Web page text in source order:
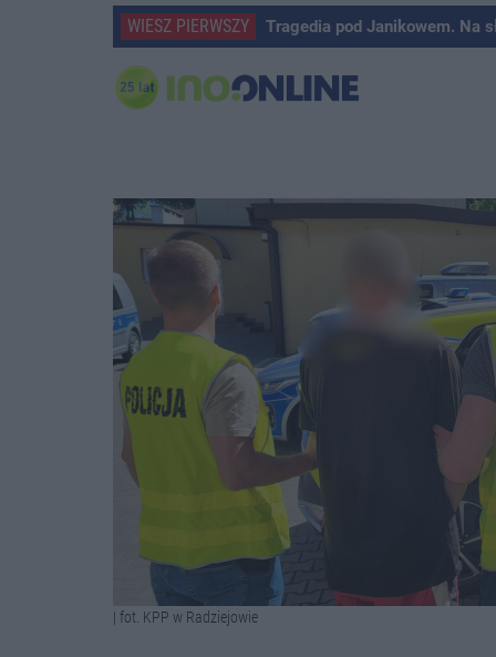
WIESZ PIERWSZY Tragedia pod Janikowem. Na
| fot. KPP w Radziejowie